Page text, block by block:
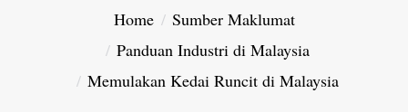
Home
Sumber Maklumat
Panduan Industri di Malaysia
Memulakan Kedai Runcit di Malaysia